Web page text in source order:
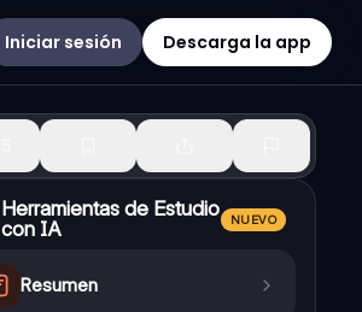
Iniciar sesión Descarga la app
Herramientas de Estudio
con IA
NUEVO
Resumen